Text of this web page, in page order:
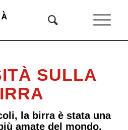
SULLA
la birra è stata una
amate del mondo,